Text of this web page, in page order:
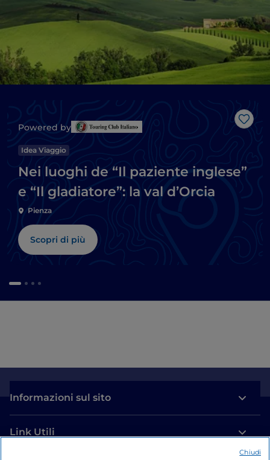
Like
Powered by
Idea Viaggio
Nei luoghi de “Il paziente inglese”
e “Il gladiatore”: la val d’Orcia
Pienza
Scopri di più
Informazioni sul sito
Link Utili
Chiudi